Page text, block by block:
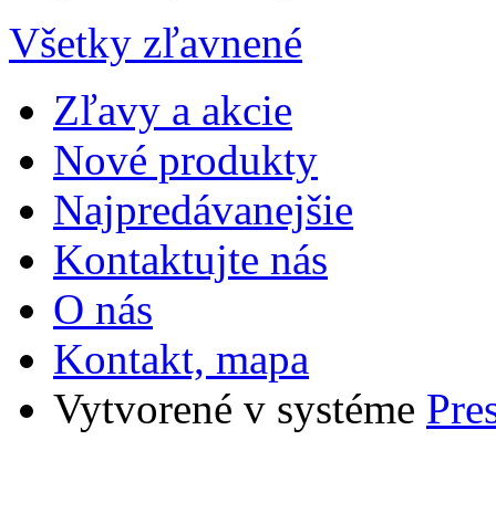
Všetky zľavnené
Zľavy a akcie
Nové produkty
Najpredávanejšie
Kontaktujte nás
O nás
Kontakt, mapa
Vytvorené v systéme